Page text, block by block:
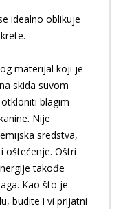
idealno oblikuje
materijal koji je
skida suvom
blagim
Nije
sredstva,
oštećenje. Oštri
takođe
Kao što je
budite i vi prijatni